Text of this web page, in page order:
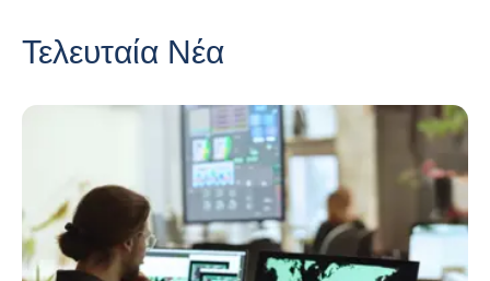
Τελευταία Νέα